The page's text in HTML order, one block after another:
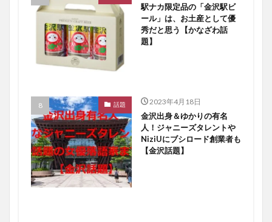
駅ナカ限定品の「金沢駅ビ
ール」は、お土産として優
秀だと思う【かなざわ話
題】
話題 2023年4月18日
金沢出身＆ゆかりの有名
人！ジャニーズタレントや
NiziUにブシロード創業者も
【金沢話題】